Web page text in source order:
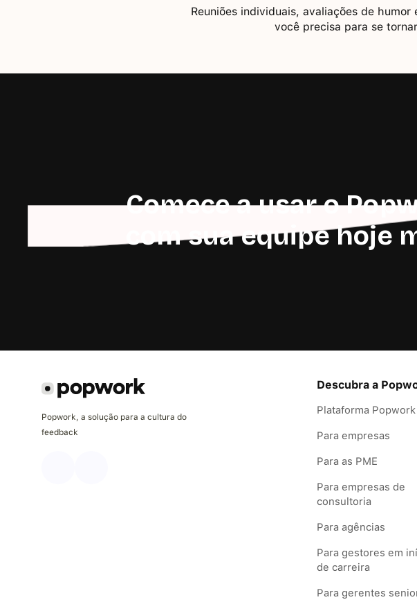
Reuniões individuais, avaliações de
você precisa para se
Comece a usar o
com sua equipe hoje
Popwork, a solução para a cultura do
feedback
Descubra a
Plataforma Popwork
Para empresas
Para as PME
Para empresas de
consultoria
Para agências
Para gestores em
de carreira
Para gerentes